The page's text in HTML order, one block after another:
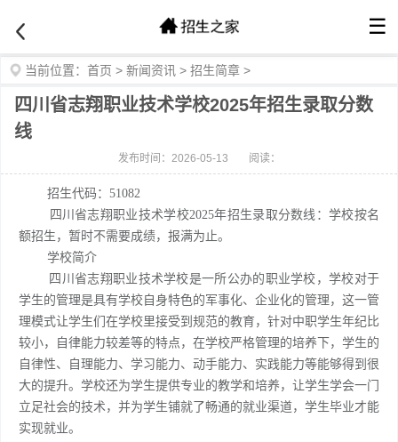
☰
当前位置： 首页 > 新闻资讯 > 招生简章 >
四川省志翔职业技术学校2025年招生录取分数
线
发布时间：2026-05-13 阅读：
招生代码：51082
四川省志翔职业技术学校2025年招生录取分数线：学校按名
额招生，暂时不需要成绩，报满为止。
学校简介
四川省志翔职业技术学校是一所公办的职业学校，学校对于
学生的管理是具有学校自身特色的军事化、企业化的管理，这一管
理模式让学生们在学校里接受到规范的教育，针对中职学生年纪比
较小，自律能力较差等的特点，在学校严格管理的培养下，学生的
自律性、自理能力、学习能力、动手能力、实践能力等能够得到很
大的提升。学校还为学生提供专业的教学和培养，让学生学会一门
立足社会的技术，并为学生铺就了畅通的就业渠道，学生毕业才能
实现就业。